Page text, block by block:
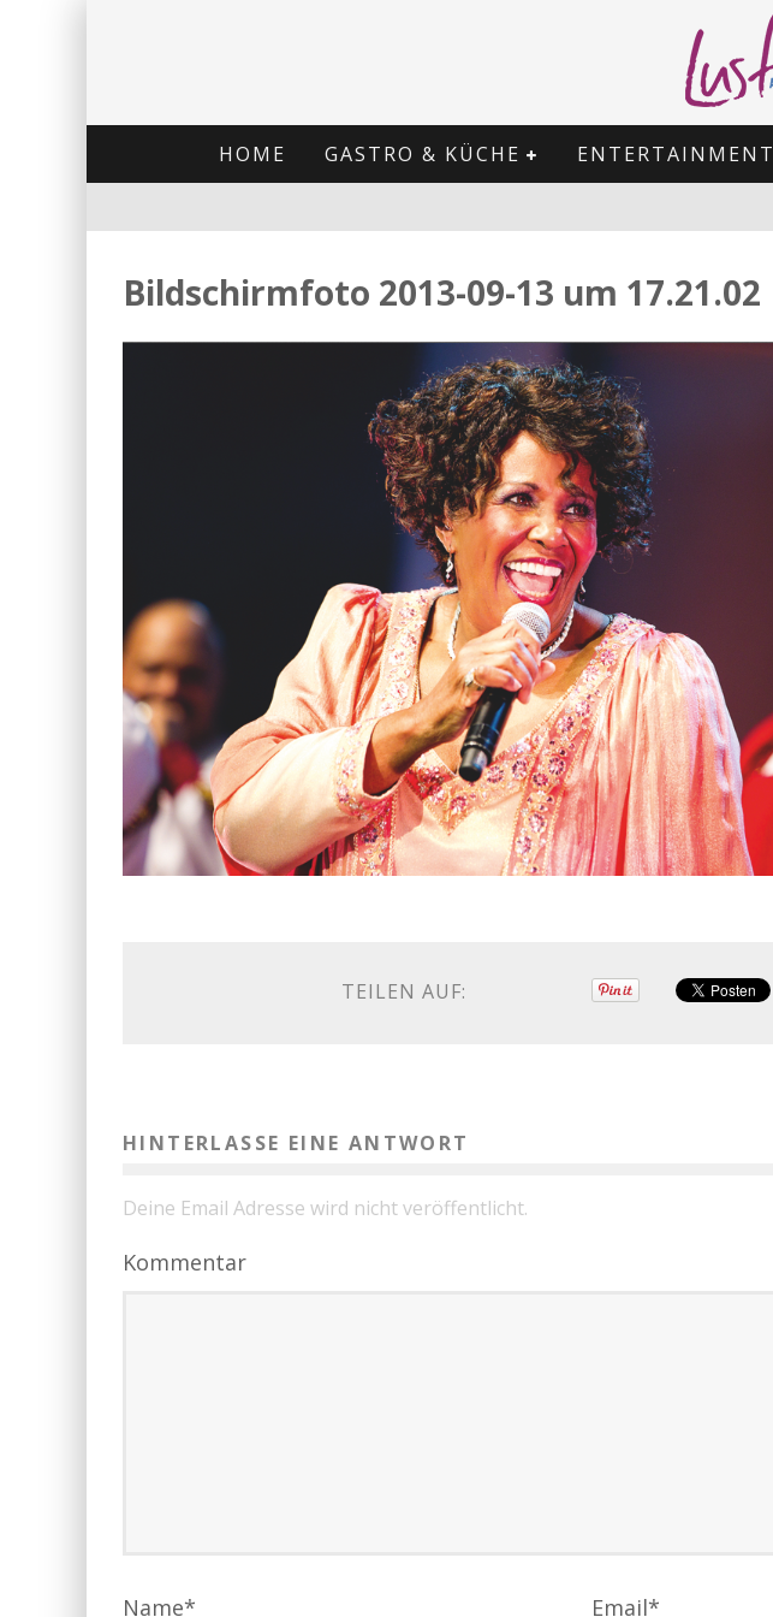
HOME GASTRO & KÜCHE ENTERTAINMENT
Bildschirmfoto 2013-09-13 um 17.21.02
TEILEN AUF:
HINTERLASSE EINE ANTWORT
Deine Email Adresse wird nicht veröffentlicht.
Kommentar
Name* Email*